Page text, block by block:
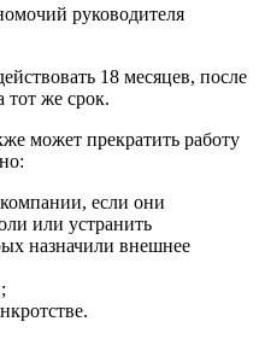
руководителя
18 месяцев, после
тот же срок.
может прекратить работу
если они
или устранить
назначили внешнее